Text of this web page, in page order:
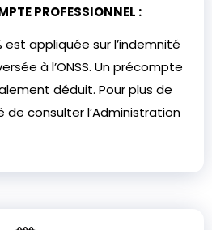
PROFESSIONNEL :
est appliquée sur l’indemnité
à l’ONSS. Un précompte
déduit. Pour plus de
de consulter l’Administration